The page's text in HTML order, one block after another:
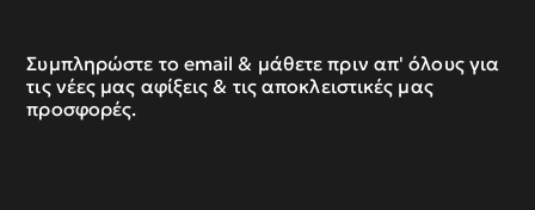
Συμπληρώστε το email & μάθετε πριν απ' όλους για
τις νέες μας αφίξεις & τις αποκλειστικές μας
προσφορές.